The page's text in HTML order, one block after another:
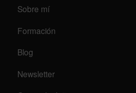
Sobre mí
Formación
Blog
Newsletter